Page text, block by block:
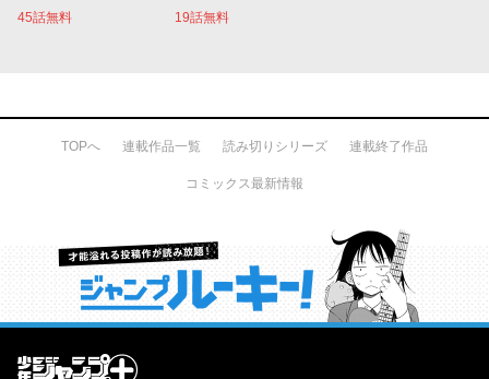
45話無料 19話無料
TOPへ 連載作品一覧 読み切りシリーズ 連載終了作品
コミックス最新情報
才能溢れる投稿作が読み放題！ ジャンプルーキー！